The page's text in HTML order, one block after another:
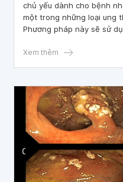
chủ yếu dành cho bệnh
một trong những loại ung
Phương pháp này sẽ sử
đến các bộ phận khác
Xem thêm